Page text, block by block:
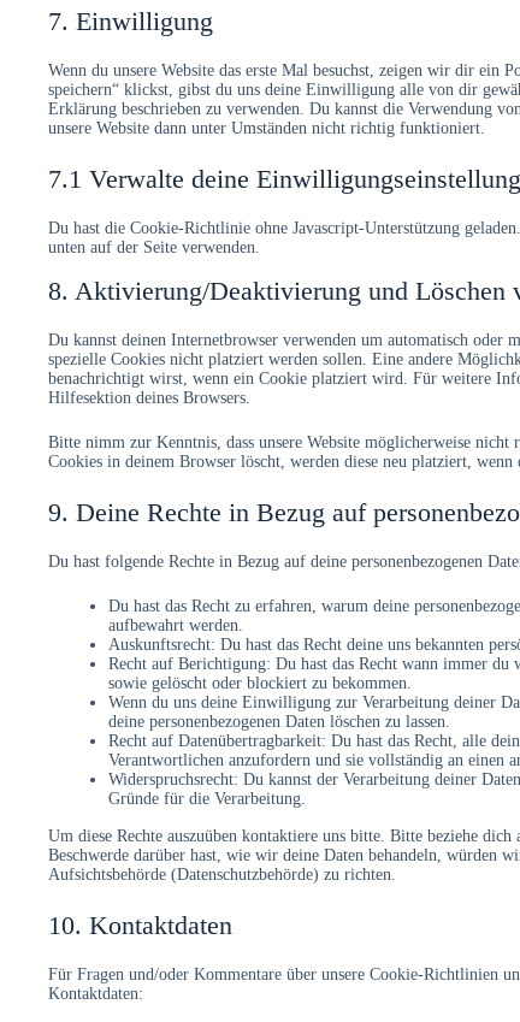
7. Einwilligung
Wenn du unsere Website das erste Mal besuchst, zeigen wir dir
speichern“ klickst, gibst du uns deine Einwilligung alle von dir
Erklärung beschrieben zu verwenden. Du kannst die Verwendung
unsere Website dann unter Umständen nicht richtig funktioniert.
7.1 Verwalte deine
Du hast die Cookie-Richtlinie ohne Javascript-Unterstützung
unten auf der Seite verwenden.
8. Aktivierung/Deaktivierung und Löschen
Du kannst deinen Internetbrowser verwenden um automatisch oder
spezielle Cookies nicht platziert werden sollen. Eine andere
benachrichtigt wirst, wenn ein Cookie platziert wird. Für weitere
Hilfesektion deines Browsers.
Bitte nimm zur Kenntnis, dass unsere Website möglicherweise
Cookies in deinem Browser löscht, werden diese neu platziert, wenn
9. Deine Rechte in Bezug auf
Du hast folgende Rechte in Bezug auf deine personenbezogenen
Du hast das Recht zu erfahren, warum deine
aufbewahrt werden.
Auskunftsrecht: Du hast das Recht deine uns bekannten
Recht auf Berichtigung: Du hast das Recht wann immer du
sowie gelöscht oder blockiert zu bekommen.
Wenn du uns deine Einwilligung zur Verarbeitung deiner
deine personenbezogenen Daten löschen zu lassen.
Recht auf Datenübertragbarkeit: Du hast das Recht, alle
Verantwortlichen anzufordern und sie vollständig an einen
Widerspruchsrecht: Du kannst der Verarbeitung deiner
Gründe für die Verarbeitung.
Um diese Rechte auszuüben kontaktiere uns bitte. Bitte beziehe
Beschwerde darüber hast, wie wir deine Daten behandeln, würden
Aufsichtsbehörde (Datenschutzbehörde) zu richten.
10. Kontaktdaten
Für Fragen und/oder Kommentare über unsere Cookie-Richtlinien
Kontaktdaten: